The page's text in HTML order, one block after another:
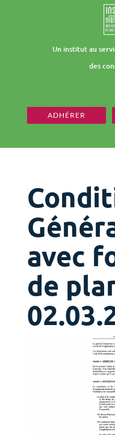
Un institut au
des
ADHÉRER
avec
de